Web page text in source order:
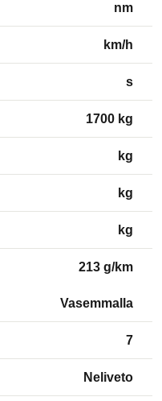
nm
km/h
s
1700 kg
kg
kg
kg
213 g/km
Vasemmalla
7
Neliveto